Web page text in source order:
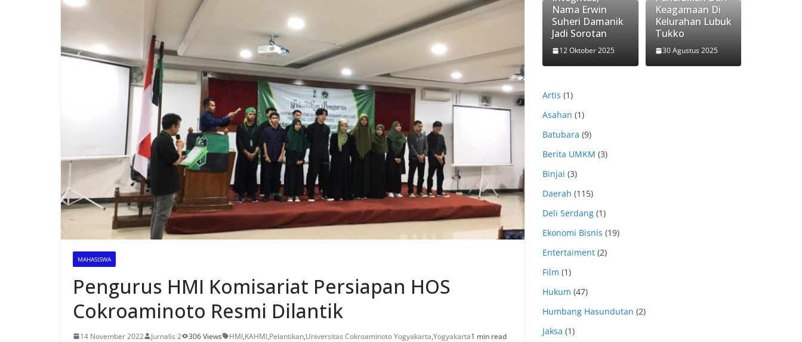
MAHASISWA
Pengurus HMI Komisariat Persiapan HOS
Cokroaminoto Resmi Dilantik
14 November 2022 Jurnalis 2 306 Views HMI,KAHMI,Pelantikan,Universitas Cokroaminoto Yogyakarta,Yogyakarta1 min read
Nama Erwin
Suheri Damanik
Jadi Sorotan
12 Oktober 2025
Keagamaan Di
Kelurahan Lubuk
Tukko
30 Agustus 2025
Artis (1)
Asahan (1)
Batubara (9)
Berita UMKM (3)
Binjai (3)
Daerah (115)
Deli Serdang (1)
Ekonomi Bisnis (19)
Entertaiment (2)
Film (1)
Hukum (47)
Humbang Hasundutan (2)
Jaksa (1)